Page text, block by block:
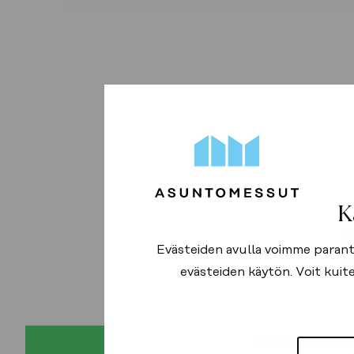
Evästeiden avulla voimme
evästeiden käytön. Voit
Haluatko